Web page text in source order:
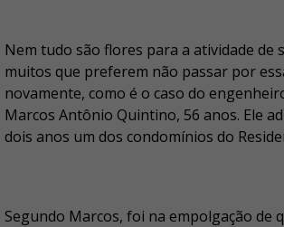
Nem tudo são flores para a atividade de
muitos que preferem não passar por
novamente, como é o caso do
Marcos Antônio Quintino, 56 anos. Ele
dois anos um dos condomínios do
Segundo Marcos, foi na empolgação de